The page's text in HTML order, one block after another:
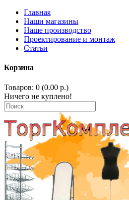
Главная
Наши магазины
Наше производство
Проектирование и монтаж
Статьи
Корзина
Товаров: 0 (0.00 р.)
Ничего не куплено!